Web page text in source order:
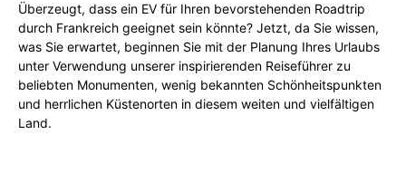
Überzeugt, dass ein EV für Ihren bevorstehenden Roadtrip
durch Frankreich geeignet sein könnte? Jetzt, da Sie wissen,
was Sie erwartet, beginnen Sie mit der Planung Ihres Urlaubs
unter Verwendung unserer inspirierenden Reiseführer zu
beliebten Monumenten, wenig bekannten Schönheitspunkten
und herrlichen Küstenorten in diesem weiten und vielfältigen
Land.